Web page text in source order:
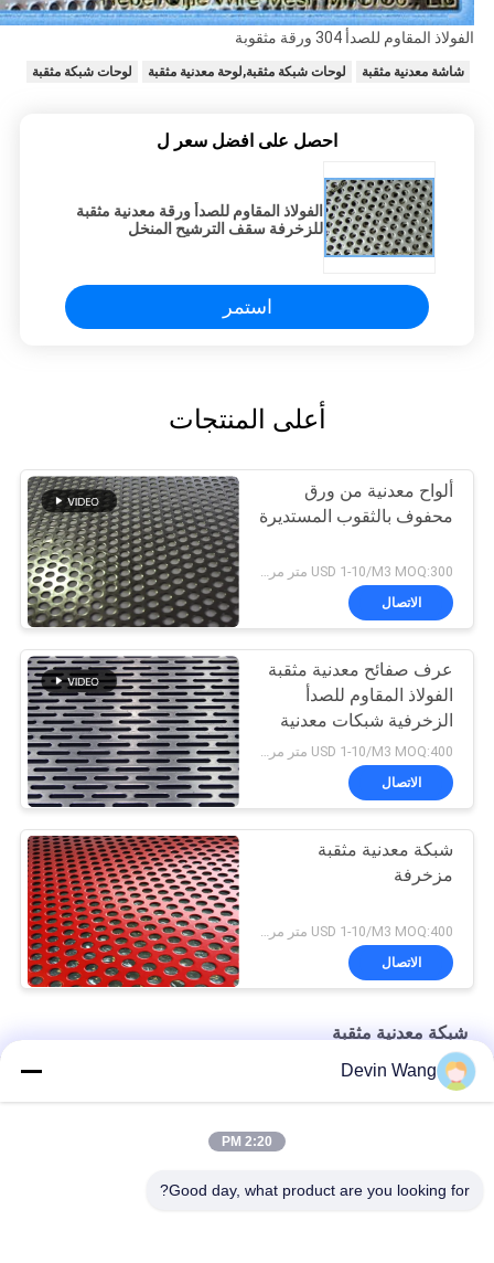
الفولاذ المقاوم للصدأ 304 ورقة مثقوبة
شاشة معدنية مثقبة لوحات شبكة مثقبة,لوحة معدنية مثقبة لوحات شبكة مثقبة
احصل على افضل سعر ل
الفولاذ المقاوم للصدأ ورقة معدنية مثقبة
للزخرفة سقف الترشيح المنخل
استمر
أعلى المنتجات
ألواح معدنية من ورق
محفوف بالثقوب المستديرة
USD 1-10/M3 MOQ:300 متر مربع
الاتصال
عرف صفائح معدنية مثقبة
الفولاذ المقاوم للصدأ
الزخرفية شبكات معدنية
USD 1-10/M3 MOQ:400 متر مربع
الاتصال
شبكة معدنية مثقبة
مزخرفة
الاتصال
شبكة معدنية مثقبة
شبكة معدنية مثقبة سداسية ، ورقة الألومنيوم مثقوبة خفيفة الوزن
Devin Wang
2:20 PM
Good day, what product are you looking for?